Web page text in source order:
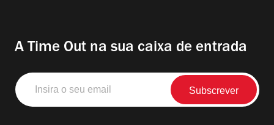
A Time Out na sua caixa de entrada
Insira
o
seu